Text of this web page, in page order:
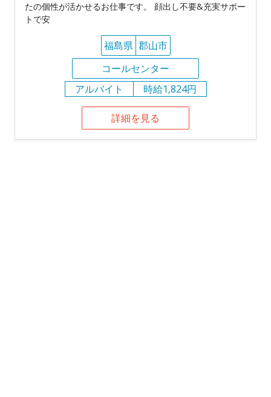
たの個性が活かせるお仕事です。 顔出し不要&充実サポー
トで安
福島県 郡山市
コールセンター
アルバイト
時給1,824円
詳細を見る